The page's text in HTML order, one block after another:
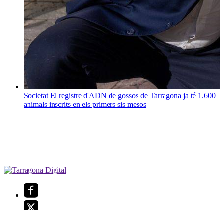
Societat El registre d'ADN de gossos de Tarragona ja té 1.600
animals inscrits en els primers sis mesos